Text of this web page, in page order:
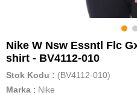
Nike W Nsw Essntl Flc
shirt - BV4112-010
Stok Kodu
(BV4112-010)
Marka : Nike